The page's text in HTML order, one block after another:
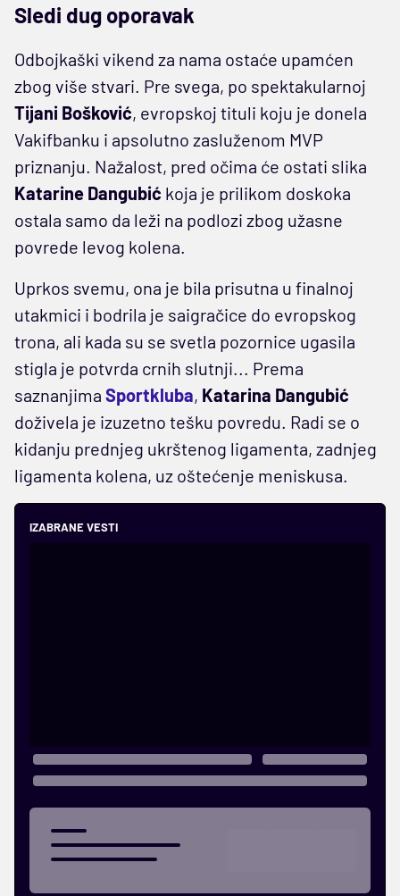
Sledi dug oporavak
Odbojkaški vikend za nama ostaće upamćen
zbog više stvari. Pre svega, po spektakularnoj
Tijani Bošković, evropskoj tituli koju je donela
Vakifbanku i apsolutno zasluženom MVP
priznanju. Nažalost, pred očima će ostati slika
Katarine Dangubić koja je prilikom doskoka
ostala samo da leži na podlozi zbog užasne
povrede levog kolena.
Uprkos svemu, ona je bila prisutna u finalnoj
utakmici i bodrila je saigračice do evropskog
trona, ali kada su se svetla pozornice ugasila
stigla je potvrda crnih slutnji... Prema
saznanjima Sportkluba, Katarina Dangubić
doživela je izuzetno tešku povredu. Radi se o
kidanju prednjeg ukrštenog ligamenta, zadnjeg
ligamenta kolena, uz oštećenje meniskusa.
IZABRANE VESTI